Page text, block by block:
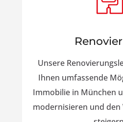
Unsere
Ihnen umfassende
Immobilie in München
modernisieren und